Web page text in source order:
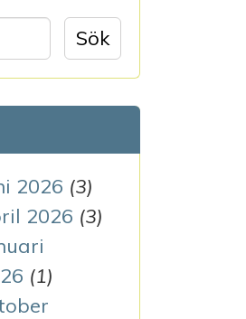
2026 (3)
2026 (3)
(1)